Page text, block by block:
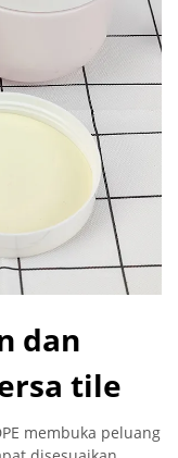
dan
tile
membuka peluang